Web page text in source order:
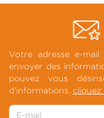
Votre adresse e-
envoyer des
pouvez vous
d'informations, cliquez